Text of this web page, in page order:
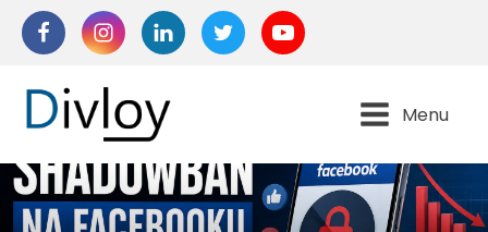
Menu